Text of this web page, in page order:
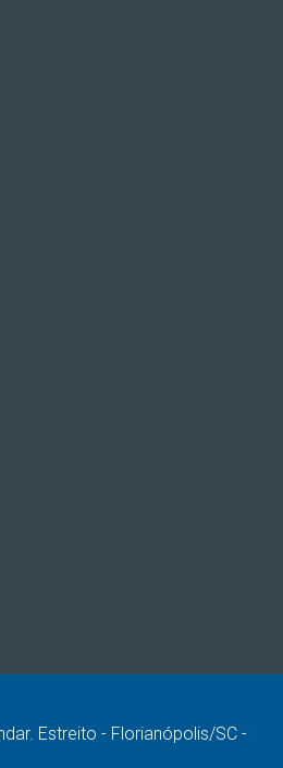
Estreito - Florianópolis/SC -